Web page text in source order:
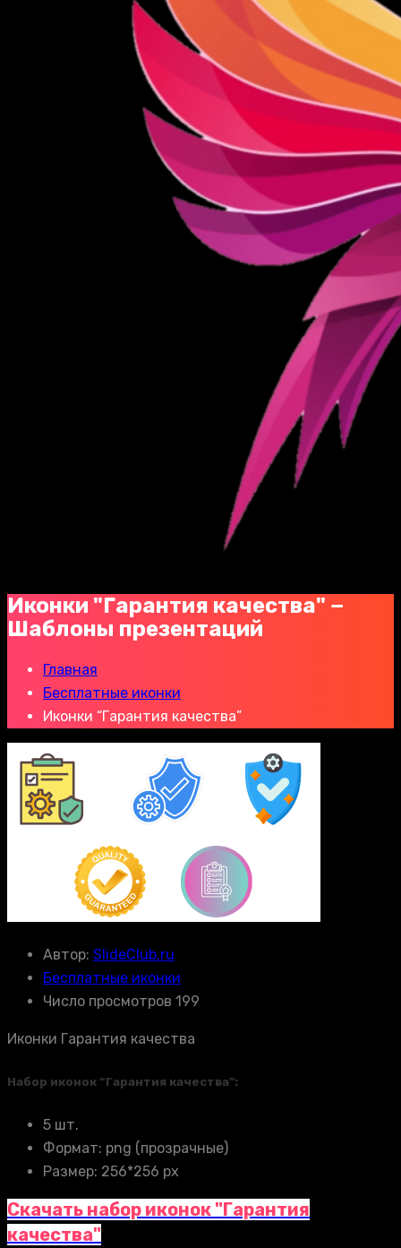
Иконки "Гарантия качества" −
Шаблоны презентаций
Главная
Бесплатные иконки
Иконки “Гарантия качества”
Автор: SlideClub.ru
Бесплатные иконки
Число просмотров 199
Иконки Гарантия качества
Набор иконок “Гарантия качества”:
5 шт.
Формат: png (прозрачные)
Размер: 256*256 px
Скачать набор иконок "Гарантия
качества"